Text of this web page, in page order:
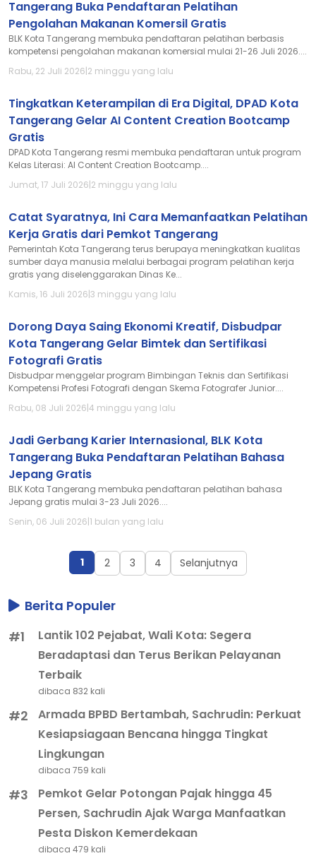
Tangerang Buka Pendaftaran Pelatihan
Pengolahan Makanan Komersil Gratis
BLK Kota Tangerang membuka pendaftaran pelatihan berbasis
kompetensi pengolahan makanan komersial mulai 21-26 Juli 2026....
Rabu, 22 Juli 2026|2 minggu yang lalu
Tingkatkan Keterampilan di Era Digital, DPAD Kota
Tangerang Gelar AI Content Creation Bootcamp
Gratis
DPAD Kota Tangerang resmi membuka pendaftaran untuk program
Kelas Literasi: AI Content Creation Bootcamp....
Jumat, 17 Juli 2026|2 minggu yang lalu
Catat Syaratnya, Ini Cara Memanfaatkan Pelatihan
Kerja Gratis dari Pemkot Tangerang
Pemerintah Kota Tangerang terus berupaya meningkatkan kualitas
sumber daya manusia melalui berbagai program pelatihan kerja
gratis yang diselenggarakan Dinas Ke...
Kamis, 16 Juli 2026|3 minggu yang lalu
Dorong Daya Saing Ekonomi Kreatif, Disbudpar
Kota Tangerang Gelar Bimtek dan Sertifikasi
Fotografi Gratis
Disbudpar menggelar program Bimbingan Teknis dan Sertifikasi
Kompetensi Profesi Fotografi dengan Skema Fotografer Junior....
Rabu, 08 Juli 2026|4 minggu yang lalu
Jadi Gerbang Karier Internasional, BLK Kota
Tangerang Buka Pendaftaran Pelatihan Bahasa
Jepang Gratis
BLK Kota Tangerang membuka pendaftaran pelatihan bahasa
Jepang gratis mulai 3-23 Juli 2026....
Senin, 06 Juli 2026|1 bulan yang lalu
1 2 3 4 Selanjutnya
Berita Populer
#1
Lantik 102 Pejabat, Wali Kota: Segera
Beradaptasi dan Terus Berikan Pelayanan
Terbaik
dibaca 832 kali
#2
Armada BPBD Bertambah, Sachrudin: Perkuat
Kesiapsiagaan Bencana hingga Tingkat
Lingkungan
dibaca 759 kali
#3
Pemkot Gelar Potongan Pajak hingga 45
Persen, Sachrudin Ajak Warga Manfaatkan
Pesta Diskon Kemerdekaan
dibaca 479 kali